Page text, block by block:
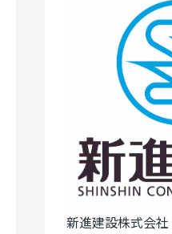
新進建設株式会社